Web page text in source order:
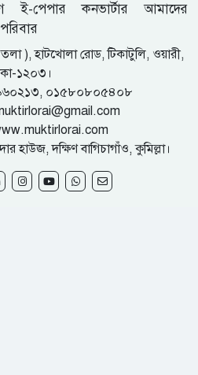
ই-পেপার কনভার্টার
আমাদের
পরিবার
), হাটখোলা রোড, টিকাটুলি, ওয়ারী,
১২০৩।
০১৫৮০৮০৫৪০৮
হাউজ, দক্ষিণ বাগিচাগাঁও, কুমিল্লা।